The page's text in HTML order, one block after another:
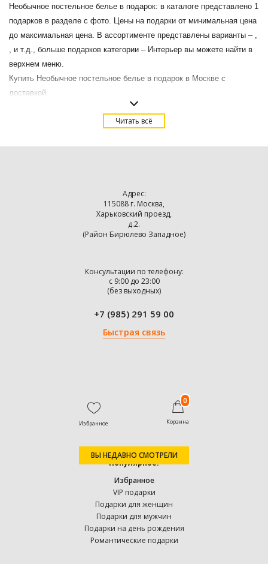
Необычное постельное белье в подарок: в каталоге представлено 1
подарков в разделе с фото. Цены на подарки от минимальная цена
до максимальная цена. В ассортименте представлены варианты – ,
, и т.д., больше подарков категории – Интерьер вы можете найти в
верхнем меню.
Купить Необычное постельное белье в подарок в Москве с
доставкой.
Читать всё
Адрес:
115088 г. Москва,
Харьковский проезд,
д.2.
(Район Бирюлево Западное)
Консультации по телефону:
с 9:00 до 23:00
(без выходных)
+7 (985) 291 59 00
Быстрая связь
Популярное:
Избранное
VIP подарки
Подарки для женщин
Подарки для мужчин
Подарки на день рождения
Романтические подарки
Избранное
0
Корзина
ВЫ НЕДАВНО СМОТРЕЛИ